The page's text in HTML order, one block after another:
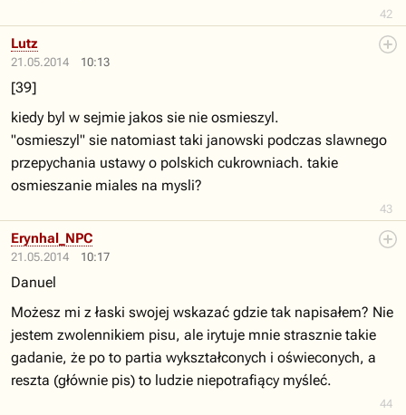
42
21.05.2014 10:13
43
Lutz
[39]
kiedy byl w sejmie jakos sie nie osmieszyl.
"osmieszyl" sie natomiast taki janowski podczas slawnego
przepychania ustawy o polskich cukrowniach. takie
osmieszanie miales na mysli?
21.05.2014 10:17
44
Erynhal_NPC
Danuel
Możesz mi z łaski swojej wskazać gdzie tak napisałem? Nie
jestem zwolennikiem pisu, ale irytuje mnie strasznie takie
gadanie, że po to partia wykształconych i oświeconych, a
reszta (głównie pis) to ludzie niepotrafiący myśleć.